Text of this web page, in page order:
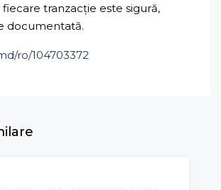
tranzacție este sigură,
documentată.
ro/104703372